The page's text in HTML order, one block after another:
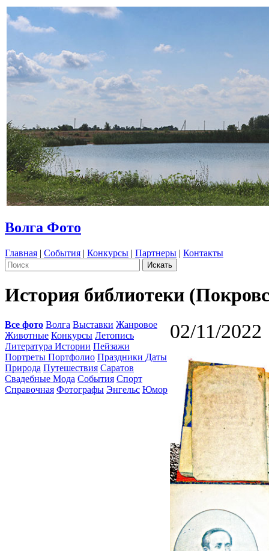
Волга Фото
Главная | События | Конкурсы | Партнеры | Контакты
История библиотеки
Все фото Волга Выставки Жанровое
Животные Конкурсы Летопись
Литература Истории Пейзажи
Портреты Портфолио Праздники Даты
Природа Путешествия Саратов
Свадебные Мода События Спорт
Справочная Фотографы Энгельс Юмор
02/11/2022